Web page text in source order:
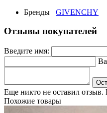
Бренды GIVENCHY
Отзывы покупателей
Введите имя:
Еще никто не оставил
Похожие товары